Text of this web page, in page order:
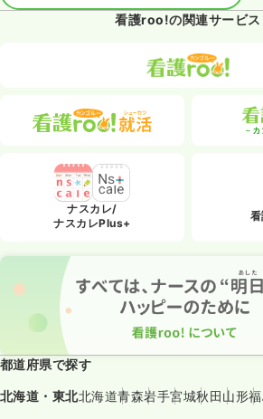
看護roo!の関連サービス
ナスカレ/
ナスカレPlus+
都道府県で探す
北海道・東北北海道青森岩手宮城秋田山形